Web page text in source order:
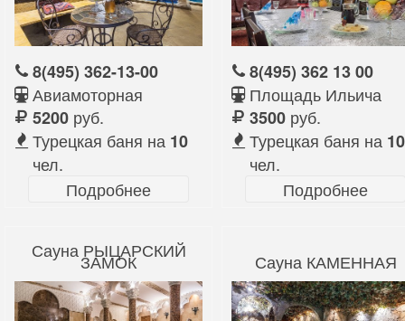
8(495) 362-13-00
Авиамоторная
5200 руб.
Турецкая баня на 10
чел.
Подробнее
8(495) 362 13 00
Площадь Ильича
3500 руб.
Турецкая баня на 10
чел.
Подробнее
Сауна РЫЦАРСКИЙ
ЗАМОК Сауна КАМЕННАЯ